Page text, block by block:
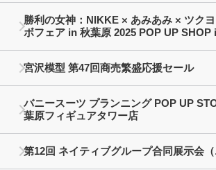
勝利の女神：NIKKE × あみあみ × ツク
ボフェア in 秋葉原 2025 POP UP SHOP
宮沢模型 第47回商売繁盛応援セール
バニースーツ プランニング POP UP
葉原フィギュアタワー店
第12回 ネイティブグループ合同展示会（